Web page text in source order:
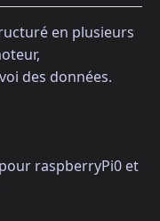
en plusieurs
des données.
raspberryPi0 et